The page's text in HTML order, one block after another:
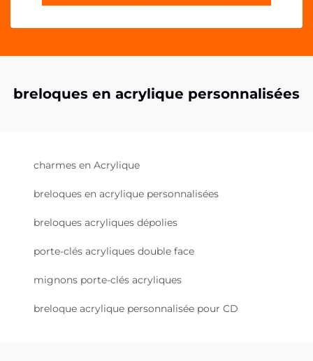
breloques en acrylique personnalisées
charmes en Acrylique
breloques en acrylique personnalisées
breloques acryliques dépolies
porte-clés acryliques double face
mignons porte-clés acryliques
breloque acrylique personnalisée pour CD